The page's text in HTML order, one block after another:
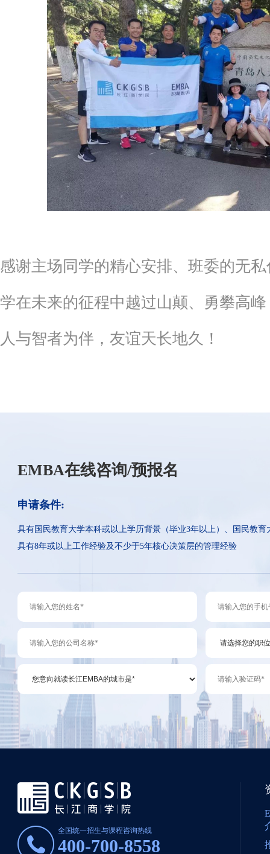
感谢主场同学的精心安排、班委的无
学在未来的征程中越过山颠、勇攀高
人与智者为伴，友谊天长地久！
EMBA在线咨询/预报名
申请条件:
具有国民教育大学本科或以上学历背景（毕业3年以上）、国民教
具有8年或以上工作经验及不少于5年核心决策层的管理经验
全国统一招生与课程咨询热线
400-700-8558